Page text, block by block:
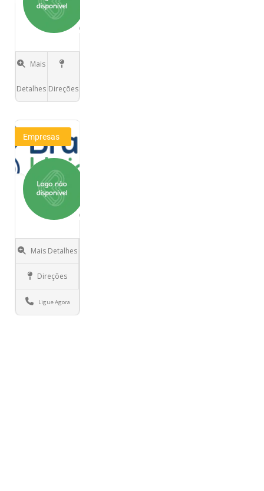
Guitarist​
Mais
Detalhes Direções
Empresas
Mais Detalhes
Direções
Ligue Agora